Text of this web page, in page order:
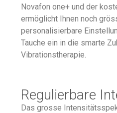
Novafon one+ und der
ermöglicht Ihnen noch
personalisierbare
Tauche ein in die smarte
Vibrationstherapie.
Regulierbare
Das grosse